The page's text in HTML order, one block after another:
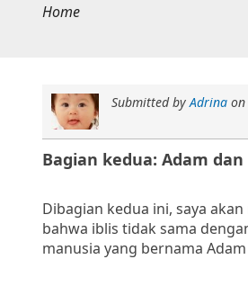
Home
Submitted byAdrina on
Bagian kedua: Adam
Dibagian kedua ini, saya
bahwa iblis tidak sama
manusia yang bernama Adam